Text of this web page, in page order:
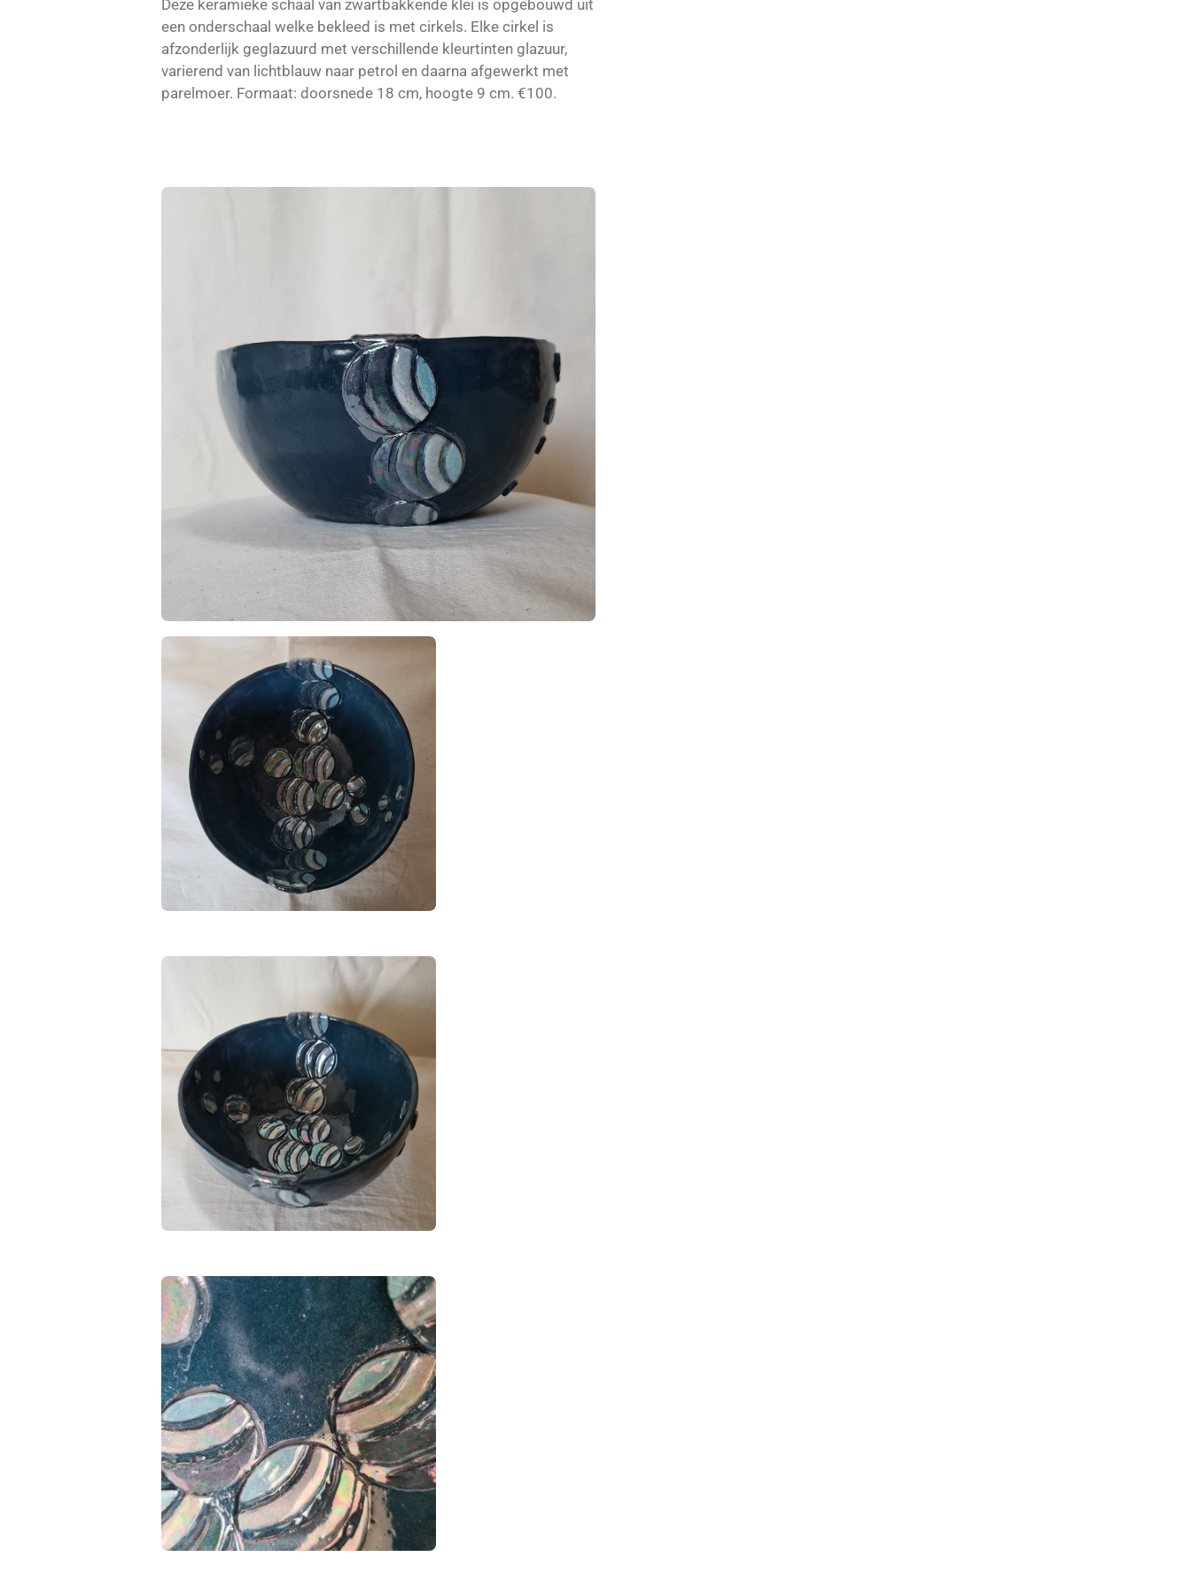
Deze keramieke schaal van zwartbakkende klei is opgebouwd uit
een onderschaal welke bekleed is met cirkels. Elke cirkel is
afzonderlijk geglazuurd met verschillende kleurtinten glazuur,
varierend van lichtblauw naar petrol en daarna afgewerkt met
parelmoer. Formaat: doorsnede 18 cm, hoogte 9 cm. €100.